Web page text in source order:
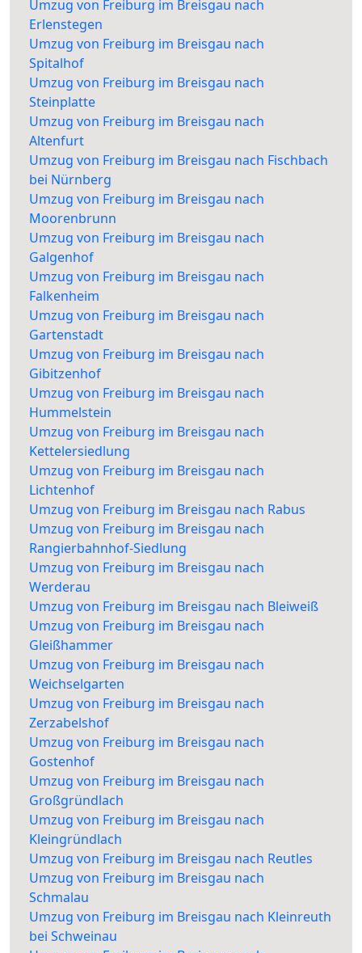
Umzug von Freiburg im Breisgau nach
Erlenstegen
Umzug von Freiburg im Breisgau nach
Spitalhof
Umzug von Freiburg im Breisgau nach
Steinplatte
Umzug von Freiburg im Breisgau nach
Altenfurt
Umzug von Freiburg im Breisgau nach Fischbach
bei Nürnberg
Umzug von Freiburg im Breisgau nach
Moorenbrunn
Umzug von Freiburg im Breisgau nach
Galgenhof
Umzug von Freiburg im Breisgau nach
Falkenheim
Umzug von Freiburg im Breisgau nach
Gartenstadt
Umzug von Freiburg im Breisgau nach
Gibitzenhof
Umzug von Freiburg im Breisgau nach
Hummelstein
Umzug von Freiburg im Breisgau nach
Kettelersiedlung
Umzug von Freiburg im Breisgau nach
Lichtenhof
Umzug von Freiburg im Breisgau nach Rabus
Umzug von Freiburg im Breisgau nach
Rangierbahnhof-Siedlung
Umzug von Freiburg im Breisgau nach
Werderau
Umzug von Freiburg im Breisgau nach Bleiweiß
Umzug von Freiburg im Breisgau nach
Gleißhammer
Umzug von Freiburg im Breisgau nach
Weichselgarten
Umzug von Freiburg im Breisgau nach
Zerzabelshof
Umzug von Freiburg im Breisgau nach
Gostenhof
Umzug von Freiburg im Breisgau nach
Großgründlach
Umzug von Freiburg im Breisgau nach
Kleingründlach
Umzug von Freiburg im Breisgau nach Reutles
Umzug von Freiburg im Breisgau nach
Schmalau
Umzug von Freiburg im Breisgau nach Kleinreuth
bei Schweinau